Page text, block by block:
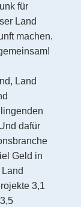
für
Land
machen.
Land
dafür
Geld in
3,1